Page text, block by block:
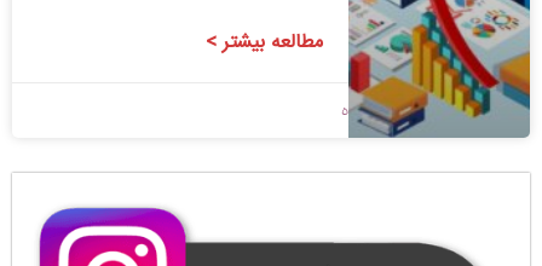
مطالعه بیشتر >
1400/07/10 بدون دیدگاه